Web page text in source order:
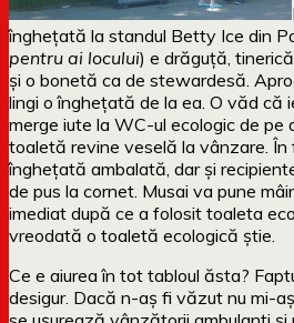
înghețată la standul Betty Ice din
pentru ai locului) e drăguță,
și o bonetă ca de stewardesă.
lingi o înghețată de la ea. O văd că
merge iute la WC-ul ecologic de pe
toaletă revine veselă la vânzare. În
înghețată ambalată, dar și
de pus la cornet. Musai va pune
imediat după ce a folosit toaleta
vreodată o toaletă ecologică știe.
Ce e aiurea în tot tabloul ăsta?
desigur. Dacă n-aș fi văzut nu mi-